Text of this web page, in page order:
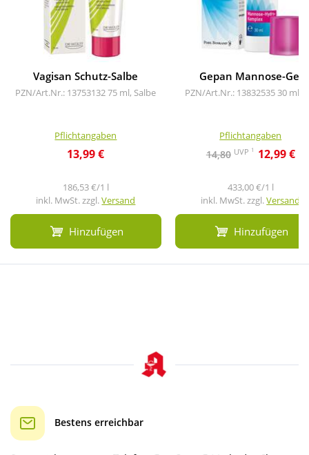
Vagisan Schutz-Salbe
PZN/Art.Nr.: 1375313275 ml, Salbe
Pflichtangaben
13,99 €
186,53 €/1 l
inkl. MwSt. zzgl.Versand
Hinzufügen
Gepan Mannose-Gel
PZN/Art.Nr.: 13832535 30 ml,
Pflichtangaben
14,80 UVP 1 12,99 €
433,00 €/1 l
inkl. MwSt. zzgl.Versand
Hinzufügen
Bestens erreichbar